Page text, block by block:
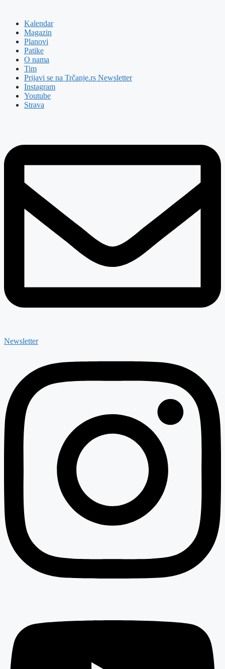
Kalendar
Magazin
Planovi
Patike
O nama
Tim
Prijavi se na Trčanje.rs Newsletter
Instagram
Youtube
Strava
Newsletter